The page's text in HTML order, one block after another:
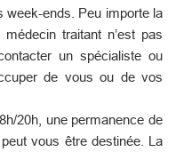
week-ends. Peu importe la
traitant n’est pas
un spécialiste ou
de vous ou de vos
20h, une permanence de
vous être destinée. La